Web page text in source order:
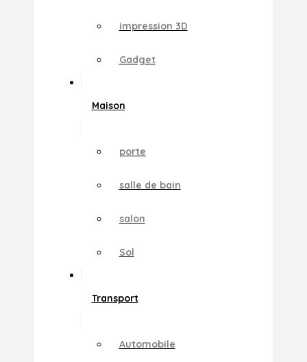
impression 3D
Gadget
Maison
porte
salle de bain
salon
Sol
Transport
Automobile